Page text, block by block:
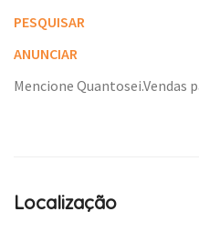
PESQUISAR
ANUNCIAR
Mencione Quantosei.Vendas
Localização